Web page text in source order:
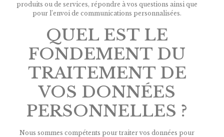
produits ou de services, répondre à vos questions ainsi que
pour l’envoi de communications personnalisées.
QUEL EST LE
FONDEMENT DU
TRAITEMENT DE
VOS DONNÉES
PERSONNELLES ?
Nous sommes compétents pour traiter vos données pour